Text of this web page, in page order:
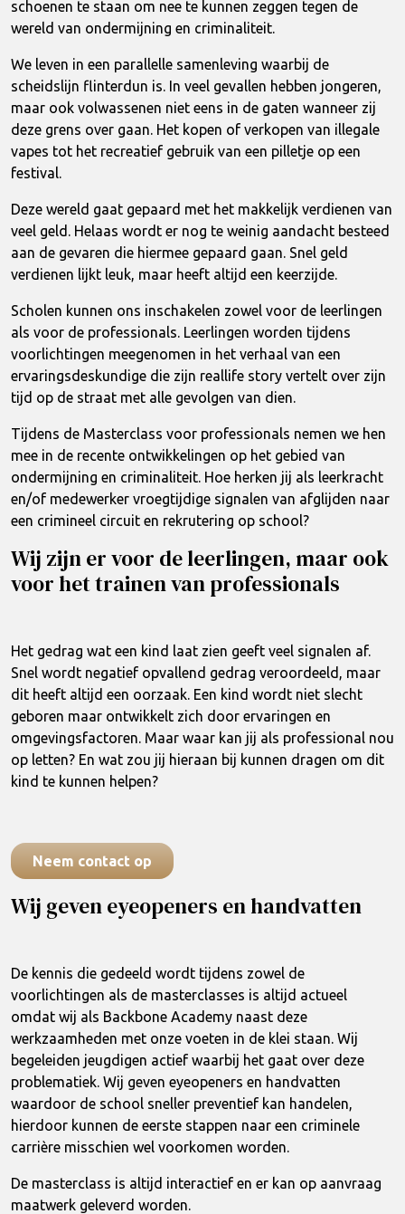
schoenen te staan om nee te kunnen zeggen tegen de
wereld van ondermijning en criminaliteit.
We leven in een parallelle samenleving waarbij de
scheidslijn flinterdun is. In veel gevallen hebben jongeren,
maar ook volwassenen niet eens in de gaten wanneer zij
deze grens over gaan. Het kopen of verkopen van illegale
vapes tot het recreatief gebruik van een pilletje op een
festival.
Deze wereld gaat gepaard met het makkelijk verdienen van
veel geld. Helaas wordt er nog te weinig aandacht besteed
aan de gevaren die hiermee gepaard gaan. Snel geld
verdienen lijkt leuk, maar heeft altijd een keerzijde.
Scholen kunnen ons inschakelen zowel voor de leerlingen
als voor de professionals. Leerlingen worden tijdens
voorlichtingen meegenomen in het verhaal van een
ervaringsdeskundige die zijn reallife story vertelt over zijn
tijd op de straat met alle gevolgen van dien.
Tijdens de Masterclass voor professionals nemen we hen
mee in de recente ontwikkelingen op het gebied van
ondermijning en criminaliteit. Hoe herken jij als leerkracht
en/of medewerker vroegtijdige signalen van afglijden naar
een crimineel circuit en rekrutering op school?
Wij zijn er voor de leerlingen, maar ook
voor het trainen van professionals
Het gedrag wat een kind laat zien geeft veel signalen af.
Snel wordt negatief opvallend gedrag veroordeeld, maar
dit heeft altijd een oorzaak. Een kind wordt niet slecht
geboren maar ontwikkelt zich door ervaringen en
omgevingsfactoren. Maar waar kan jij als professional nou
op letten? En wat zou jij hieraan bij kunnen dragen om dit
kind te kunnen helpen?
Neem contact op
Wij geven eyeopeners en handvatten
De kennis die gedeeld wordt tijdens zowel de
voorlichtingen als de masterclasses is altijd actueel
omdat wij als Backbone Academy naast deze
werkzaamheden met onze voeten in de klei staan. Wij
begeleiden jeugdigen actief waarbij het gaat over deze
problematiek. Wij geven eyeopeners en handvatten
waardoor de school sneller preventief kan handelen,
hierdoor kunnen de eerste stappen naar een criminele
carrière misschien wel voorkomen worden.
De masterclass is altijd interactief en er kan op aanvraag
maatwerk geleverd worden.